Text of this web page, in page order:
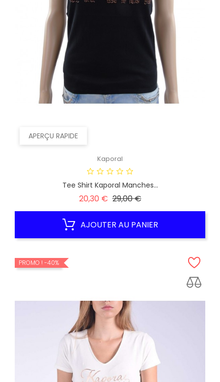
APERÇU RAPIDE
Kaporal
Tee Shirt Kaporal Manches...
20,30 € Prix
29,00 €Prix
AJOUTER AU PANIER
PROMO ! -40%